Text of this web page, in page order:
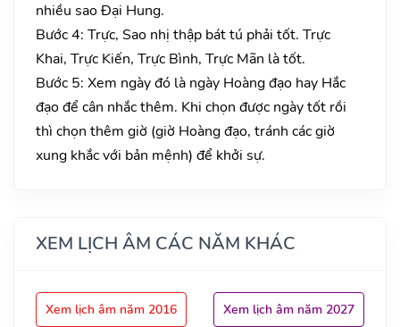
nhiều sao Đại Hung.
Bước 4: Trực, Sao nhị thập bát tú phải tốt. Trực
Khai, Trực Kiến, Trực Bình, Trực Mãn là tốt.
Bước 5: Xem ngày đó là ngày Hoàng đạo hay Hắc
đạo để cân nhắc thêm. Khi chọn được ngày tốt rồi
thì chọn thêm giờ (giờ Hoàng đạo, tránh các giờ
xung khắc với bản mệnh) để khởi sự.
XEM LỊCH ÂM CÁC NĂM KHÁC
Xem lịch âm năm 2016 Xem lịch âm năm 2027